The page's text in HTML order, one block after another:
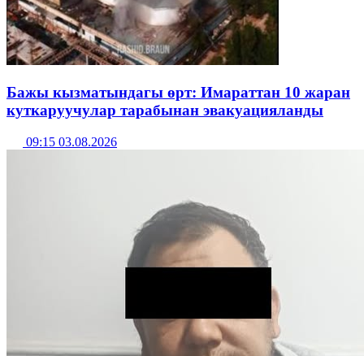
Бажы кызматындагы өрт: Имараттан 10 жаран
куткаруучулар тарабынан эвакуацияланды
09:15 03.08.2026